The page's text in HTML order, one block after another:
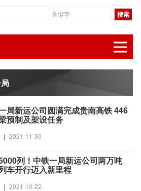
局新运公司圆满完成贵南高铁 446
预制及架设任务
| 2021-11-30
列！中铁一局新运公司两万吨
车开行迈入新里程
| 2021-10-22